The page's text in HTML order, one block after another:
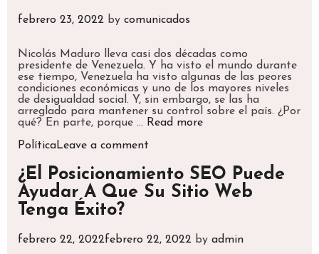
pareja
su
amor
febrero 23, 2022 by comunicados
Nicolás Maduro lleva casi dos décadas como
presidente de Venezuela. Y ha visto el mundo durante
ese tiempo, Venezuela ha visto algunas de las peores
condiciones económicas y uno de los mayores niveles
de desigualdad social. Y, sin embargo, se las ha
arreglado para mantener su control sobre el país. ¿Por
qué? En parte, porque … Read moreLa
Maduro:
Una
mirada
del
presidente
Categories
PolíticaLeave a comment
¿El Posicionamiento SEO Puede
Ayudar A Que Su Sitio Web
Tenga Éxito?
febrero 22, 2022febrero 22, 2022 by admin